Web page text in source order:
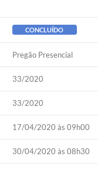
CONCLUÍDO
Pregão Presencial
33/2020
33/2020
17/04/2020 às 09h00
30/04/2020 às 08h30